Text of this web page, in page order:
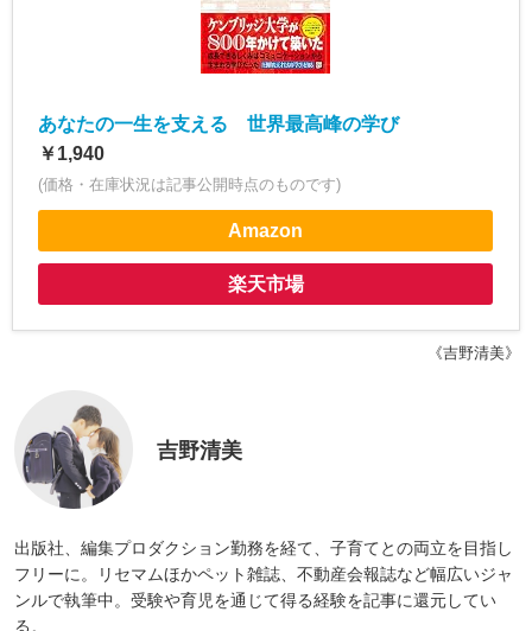
あなたの一生を支える 世界最高峰の学び
￥1,940
(価格・在庫状況は記事公開時点のものです)
Amazon
楽天市場
《吉野清美》
吉野清美
出版社、編集プロダクション勤務を経て、子育てとの両立を目指し
フリーに。リセマムほかペット雑誌、不動産会報誌など幅広いジャ
ンルで執筆中。受験や育児を通じて得る経験を記事に還元してい
る。